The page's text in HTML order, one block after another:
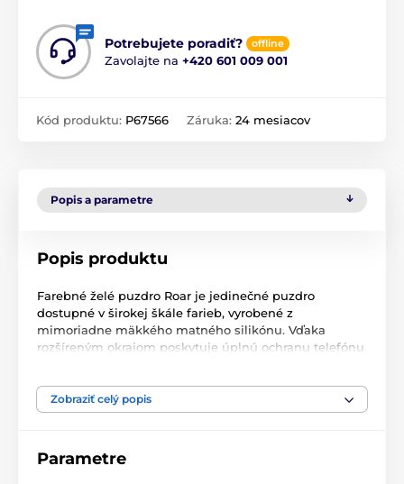
Potrebujete poradiť? offline
Zavolajte na +420 601 009 001
Kód produktu: P67566 Záruka: 24 mesiacov
Popis a parametre
Popis produktu
Farebné želé puzdro Roar je jedinečné puzdro
dostupné v širokej škále farieb, vyrobené z
mimoriadne mäkkého matného silikónu. Vďaka
rozšíreným okrajom poskytuje úplnú ochranu telefónu
ani po páde. Puzdro je vyrobené z matného
lakovaného silikónu, mimoriadne príjemného na
na niektorých tlačidlách vrátane vstupu nabíjačky,
objektívu fotoaparátu a blesku. Puzdrá sú k dispozícii
Zobraziť celý popis
Parametre